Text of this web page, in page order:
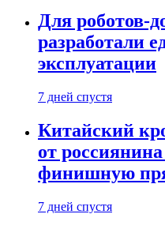
Для роботов-
разработали
эксплуатации
7 дней спустя
Китайский
от
финишную
7 дней спустя